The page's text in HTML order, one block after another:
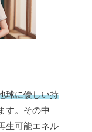
球に優しい持
す。その中
生可能エネル